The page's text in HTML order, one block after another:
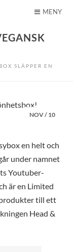
MENY
SLÄPPER EN
NOV/ 10
en helt och
under namnet
Youtuber-
är en Limited
till ett
Head &